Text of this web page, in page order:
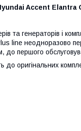
Accent Elantra
та генераторів і
line неодноразово
до першого
до оригінальних